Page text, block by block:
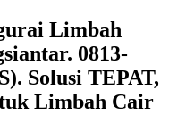
Limbah
0813-
Solusi TEPAT,
Limbah Cair